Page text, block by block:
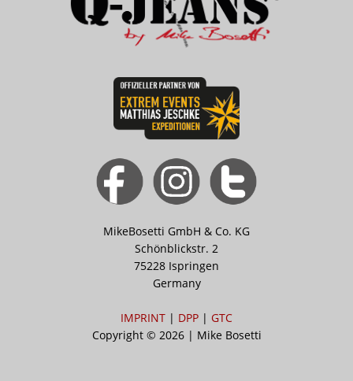
MikeBosetti GmbH & Co. KG
Schönblickstr. 2
75228 Ispringen
Germany
IMPRINT | DPP | GTC
Copyright © 2026 | Mike Bosetti